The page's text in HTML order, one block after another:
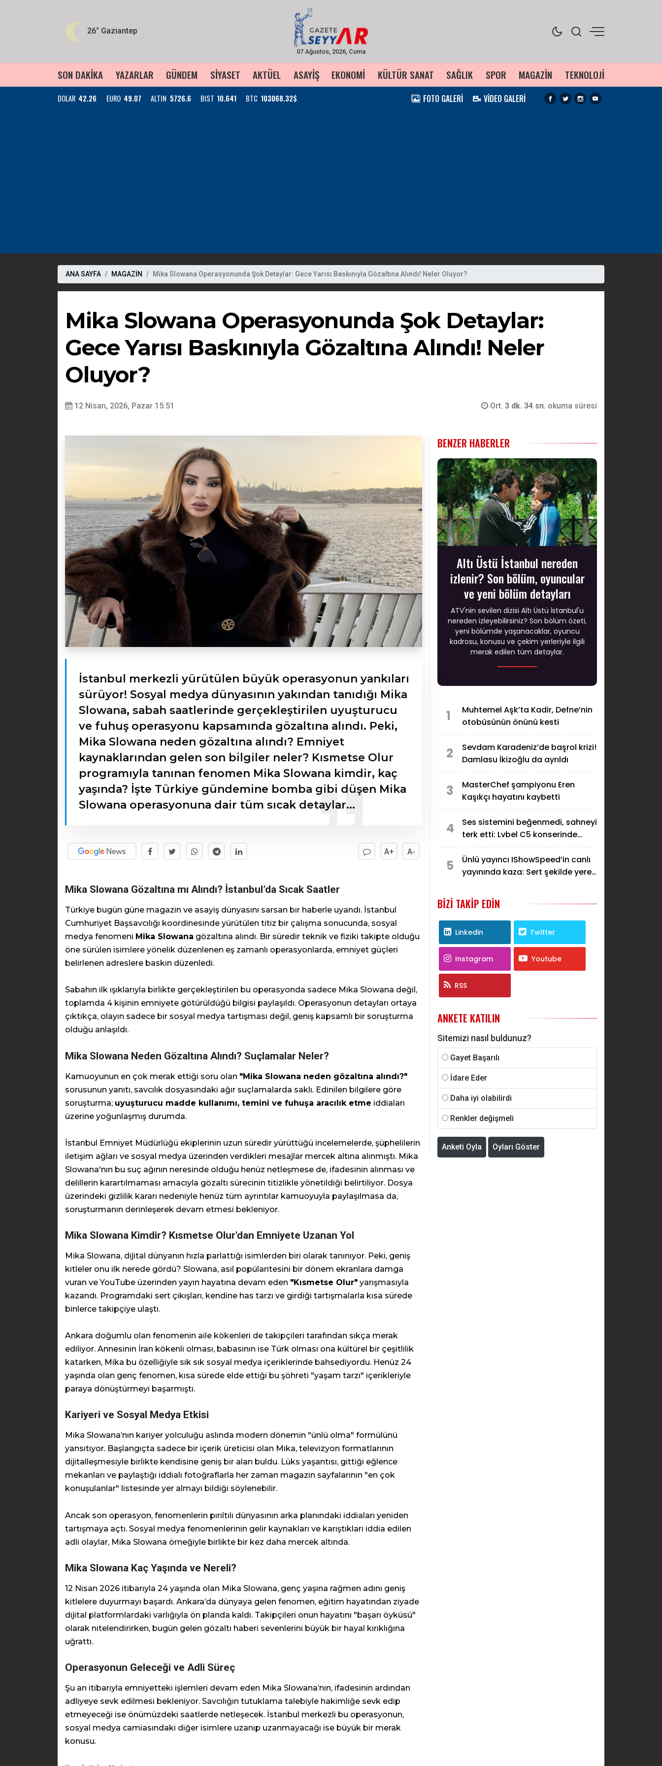
26° Gaziantep
07 Ağustos, 2026, Cuma
SON DAKİKA YAZARLAR GÜNDEM SİYASET AKTÜEL ASAYİŞ EKONOMİ KÜLTÜR SANAT SAĞLIK SPOR MAGAZİN TEKNOLOJİ
DOLAR 42.26 EURO 49.07 ALTIN 5726.6 BIST 10.641 BTC 103068.32$ FOTO GALERİ VİDEO GALERİ
ANA SAYFA MAGAZİN Mika Slowana Operasyonunda Şok Detaylar: Gece Yarısı Baskınıyla Gözaltına Alındı! Neler Oluyor?
Mika Slowana Operasyonunda Şok Detaylar:
Gece Yarısı Baskınıyla Gözaltına Alındı! Neler
Oluyor?
12 Nisan, 2026, Pazar 15:51 Ort. 3 dk. 34 sn. okuma süresi
İstanbul merkezli yürütülen büyük operasyonun yankıları
sürüyor! Sosyal medya dünyasının yakından tanıdığı Mika
Slowana, sabah saatlerinde gerçekleştirilen uyuşturucu
ve fuhuş operasyonu kapsamında gözaltına alındı. Peki,
Mika Slowana neden gözaltına alındı? Emniyet
kaynaklarından gelen son bilgiler neler? Kısmetse Olur
programıyla tanınan fenomen Mika Slowana kimdir, kaç
yaşında? İşte Türkiye gündemine bomba gibi düşen Mika
Slowana operasyonuna dair tüm sıcak detaylar...
A+ A-
Mika Slowana Gözaltına mı Alındı? İstanbul’da Sıcak Saatler
Türkiye bugün güne magazin ve asayiş dünyasını sarsan bir haberle uyandı. İstanbul
Cumhuriyet Başsavcılığı koordinesinde yürütülen titiz bir çalışma sonucunda, sosyal
medya fenomeni Mika Slowana gözaltına alındı. Bir süredir teknik ve fiziki takipte olduğu
öne sürülen isimlere yönelik düzenlenen eş zamanlı operasyonlarda, emniyet güçleri
belirlenen adreslere baskın düzenledi.
Sabahın ilk ışıklarıyla birlikte gerçekleştirilen bu operasyonda sadece Mika Slowana değil,
toplamda 4 kişinin emniyete götürüldüğü bilgisi paylaşıldı. Operasyonun detayları ortaya
çıktıkça, olayın sadece bir sosyal medya tartışması değil, geniş kapsamlı bir soruşturma
olduğu anlaşıldı.
Mika Slowana Neden Gözaltına Alındı? Suçlamalar Neler?
Kamuoyunun en çok merak ettiği soru olan "Mika Slowana neden gözaltına alındı?"
sorusunun yanıtı, savcılık dosyasındaki ağır suçlamalarda saklı. Edinilen bilgilere göre
soruşturma; uyuşturucu madde kullanımı, temini ve fuhuşa aracılık etme iddiaları
üzerine yoğunlaşmış durumda.
İstanbul Emniyet Müdürlüğü ekiplerinin uzun süredir yürüttüğü incelemelerde, şüphelilerin
iletişim ağları ve sosyal medya üzerinden verdikleri mesajlar mercek altına alınmıştı. Mika
Slowana'nın bu suç ağının neresinde olduğu henüz netleşmese de, ifadesinin alınması ve
delillerin karartılmaması amacıyla gözaltı sürecinin titizlikle yönetildiği belirtiliyor. Dosya
üzerindeki gizlilik kararı nedeniyle henüz tüm ayrıntılar kamuoyuyla paylaşılmasa da,
soruşturmanın derinleşerek devam etmesi bekleniyor.
Mika Slowana Kimdir? Kısmetse Olur'dan Emniyete Uzanan Yol
Mika Slowana, dijital dünyanın hızla parlattığı isimlerden biri olarak tanınıyor. Peki, geniş
kitleler onu ilk nerede gördü? Slowana, asıl popülaritesini bir dönem ekranlara damga
vuran ve YouTube üzerinden yayın hayatına devam eden "Kısmetse Olur" yarışmasıyla
kazandı. Programdaki sert çıkışları, kendine has tarzı ve girdiği tartışmalarla kısa sürede
binlerce takipçiye ulaştı.
Ankara doğumlu olan fenomenin aile kökenleri de takipçileri tarafından sıkça merak
ediliyor. Annesinin İran kökenli olması, babasının ise Türk olması ona kültürel bir çeşitlilik
katarken, Mika bu özelliğiyle sık sık sosyal medya içeriklerinde bahsediyordu. Henüz 24
yaşında olan genç fenomen, kısa sürede elde ettiği bu şöhreti "yaşam tarzı" içerikleriyle
paraya dönüştürmeyi başarmıştı.
Kariyeri ve Sosyal Medya Etkisi
Mika Slowana’nın kariyer yolculuğu aslında modern dönemin "ünlü olma" formülünü
yansıtıyor. Başlangıçta sadece bir içerik üreticisi olan Mika, televizyon formatlarının
dijitalleşmesiyle birlikte kendisine geniş bir alan buldu. Lüks yaşantısı, gittiği eğlence
mekanları ve paylaştığı iddialı fotoğraflarla her zaman magazin sayfalarının "en çok
konuşulanlar" listesinde yer almayı bildiği söylenebilir.
Ancak son operasyon, fenomenlerin pırıltılı dünyasının arka planındaki iddiaları yeniden
tartışmaya açtı. Sosyal medya fenomenlerinin gelir kaynakları ve karıştıkları iddia edilen
adli olaylar, Mika Slowana örneğiyle birlikte bir kez daha mercek altında.
Mika Slowana Kaç Yaşında ve Nereli?
12 Nisan 2026 itibarıyla 24 yaşında olan Mika Slowana, genç yaşına rağmen adını geniş
kitlelere duyurmayı başardı. Ankara’da dünyaya gelen fenomen, eğitim hayatından ziyade
dijital platformlardaki varlığıyla ön planda kaldı. Takipçileri onun hayatını "başarı öyküsü"
olarak nitelendirirken, bugün gelen gözaltı haberi sevenlerini büyük bir hayal kırıklığına
uğrattı.
Operasyonun Geleceği ve Adli Süreç
Şu an itibarıyla emniyetteki işlemleri devam eden Mika Slowana’nın, ifadesinin ardından
adliyeye sevk edilmesi bekleniyor. Savcılığın tutuklama talebiyle hakimliğe sevk edip
etmeyeceği ise önümüzdeki saatlerde netleşecek. İstanbul merkezli bu operasyonun,
sosyal medya camiasındaki diğer isimlere uzanıp uzanmayacağı ise büyük bir merak
konusu.
BENZER HABERLER
Altı Üstü İstanbul nereden
izlenir? Son bölüm, oyuncular
ve yeni bölüm detayları
ATV'nin sevilen dizisi Altı Üstü İstanbul'u
nereden izleyebilirsiniz? Son bölüm özeti,
yeni bölümde yaşanacaklar, oyuncu
kadrosu, konusu ve çekim yerleriyle ilgili
merak edilen tüm detaylar.
1
Muhtemel Aşk’ta Kadir, Defne’nin
otobüsünün önünü kesti
2
Sevdam Karadeniz’de başrol krizi!
Damlasu İkizoğlu da ayrıldı
3
MasterChef şampiyonu Eren
Kaşıkçı hayatını kaybetti
4
Ses sistemini beğenmedi, sahneyi
terk etti: Lvbel C5 konserinde
5
Ünlü yayıncı IShowSpeed’in canlı
yayınında kaza: Sert şekilde yere
BIZI TAKIP EDIN
Linkedin Twitter
Instagram Youtube
RSS
ANKETE KATILIN
Sitemizi nasıl buldunuz?
Gayet Başarılı
İdare Eder
Daha iyi olabilirdi
Renkler değişmeli
Anketi Oyla Oyları Göster